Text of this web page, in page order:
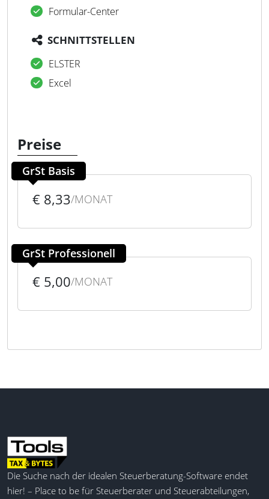
Formular-Center
SCHNITTSTELLEN
ELSTER
Excel
Preise
GrSt Basis
€ 8,33/MONAT
GrSt Professionell
€ 5,00/MONAT
Die Suche nach der idealen Steuerberatung-Software endet
hier! – Place to be für Steuerberater und Steuerabteilungen,